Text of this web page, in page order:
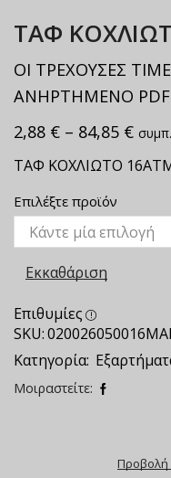
ΤΑΦ
ΟΙ ΤΡΕΧΟΥΣΕΣ
ΑΝΗΡΤΗΜΕΝΟ PDF
2,88 € – 84,85 €
ΤΑΦ ΚΟΧΛΙΩΤΟ
Επιλέξτε προϊόν
Εκκαθάριση
Επιθυμίες
SKU:
Κατηγορία:
Μοιραστείτε:
Προβολή